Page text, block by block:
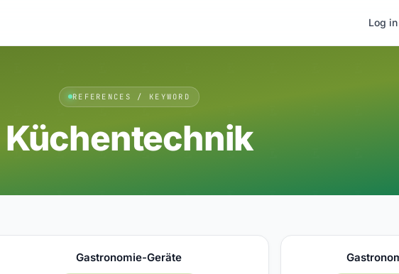
Log in
REFERENCES / KEYWORD
Küchentechnik
Gastronomie-Geräte